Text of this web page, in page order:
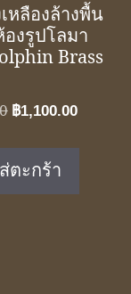
หลืองล้างพื้น
งรูปโลมา
Brass
Original
฿1,650.00.
฿1,100.00
ตะกร้า